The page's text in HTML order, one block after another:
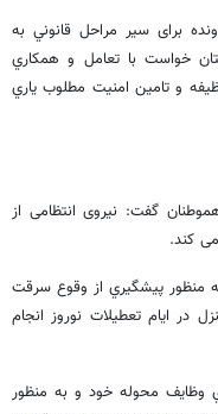
برای سير مراحل قانوني به
خواست با تعامل و همكاري
و تامين امنيت مطلوب ياري
گفت: نیروی انتظامی از
کند.
منظور پيشگيري از وقوع سرقت
در ايام تعطيلات نوروز انجام
وظايف محوله خود و به منظور